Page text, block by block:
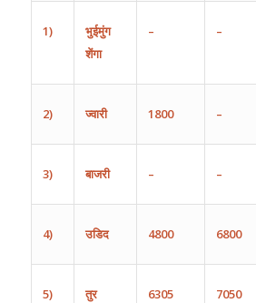
1)
भुईमुंग
शेंगा
– –
2) ज्वारी 1800 –
3) बाजरी – –
4) उडिद 4800 6800
5) तुर 6305 7050